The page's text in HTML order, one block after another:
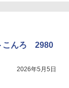
こんろ 2980
2026年5月5日